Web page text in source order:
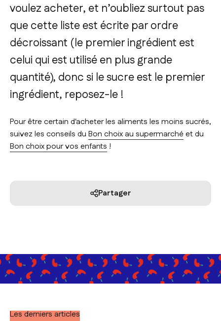
voulez acheter, et n’oubliez surtout pas
que cette liste est écrite par ordre
décroissant (le premier ingrédient est
celui qui est utilisé en plus grande
quantité), donc si le sucre est le premier
ingrédient, reposez-le !
Pour être certain d'acheter les aliments les moins sucrés,
suivez les conseils du Bon choix au supermarchéet du
Bon choix pour vos enfants !
Partager
Les derniers articles